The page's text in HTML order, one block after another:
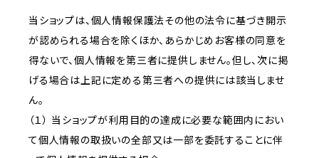
当ショップは、個人情報保護法その他の法令に基づき開示
が認められる場合を除くほか、あらかじめお客様の同意を
得ないで、個人情報を第三者に提供しません。但し、次に掲
げる場合は上記に定める第三者への提供には該当しませ
ん。
（１） 当ショップが利用目的の達成に必要な範囲内におい
て個人情報の取扱いの全部又は一部を委託することに伴